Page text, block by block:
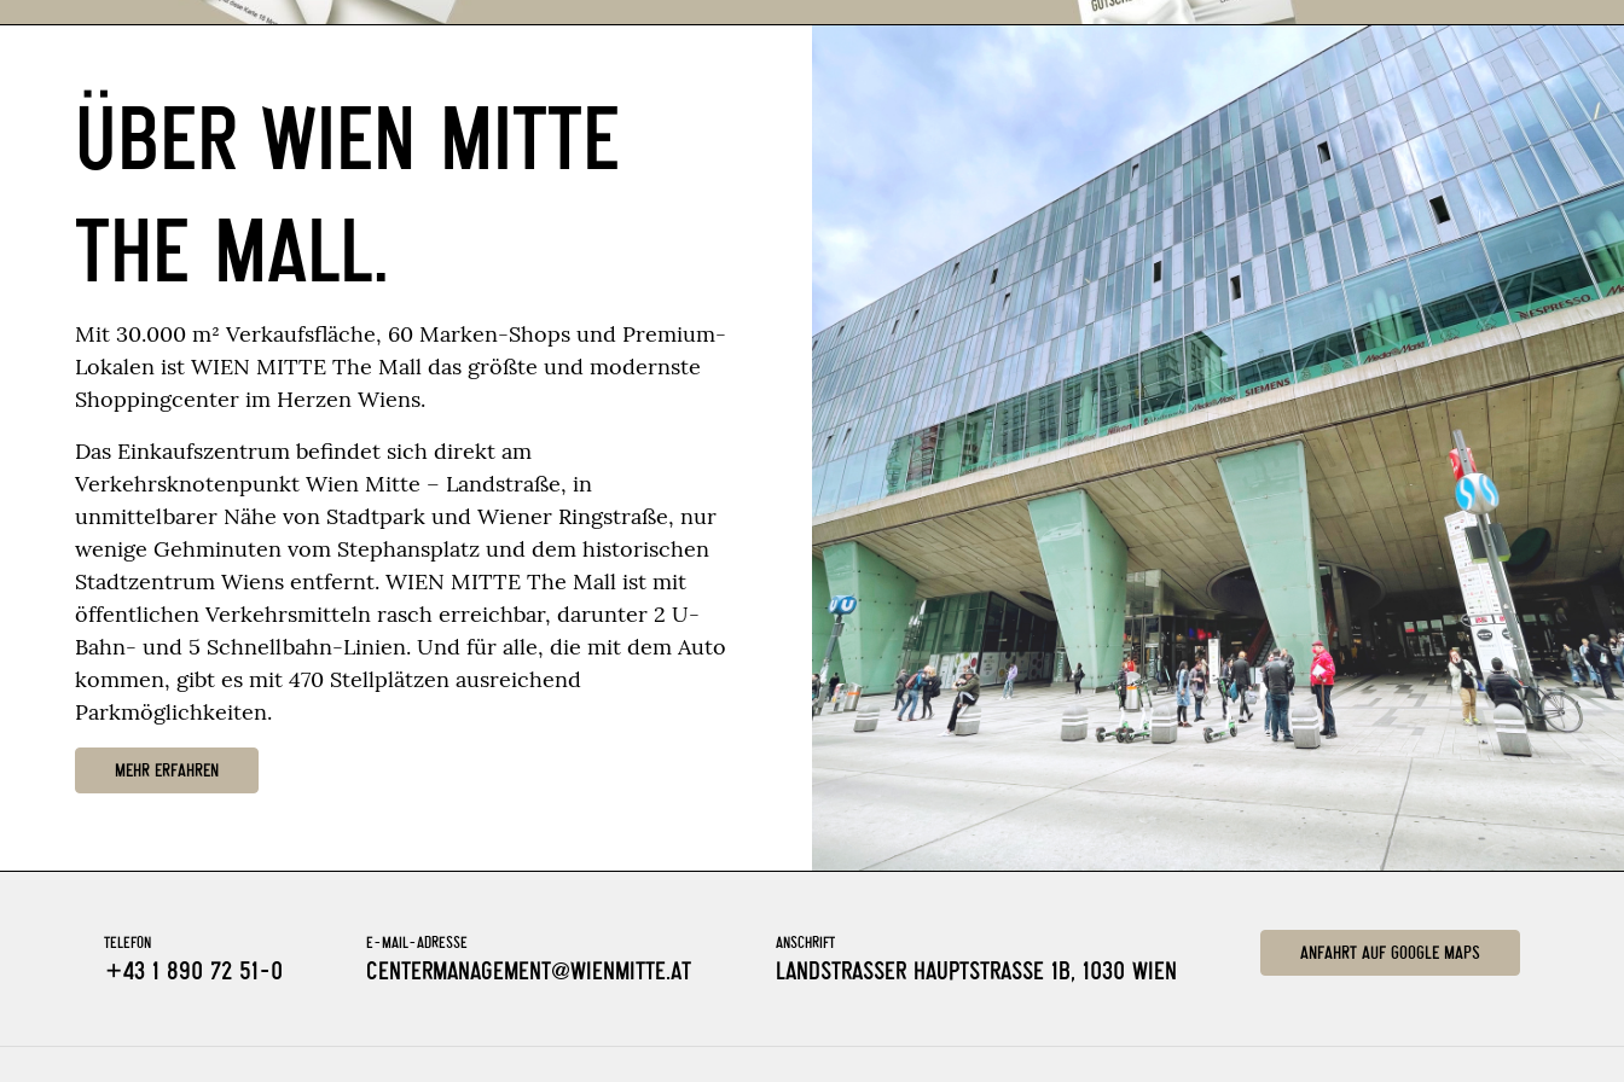
ÜBER WIEN MITTE
THE MALL.
Mit 30.000 m² Verkaufsfläche, 60 Marken-Shops und Premium-
Lokalen ist WIEN MITTE The Mall das größte und modernste
Shoppingcenter im Herzen Wiens.
Das Einkaufszentrum befindet sich direkt am
Verkehrsknotenpunkt Wien Mitte – Landstraße, in
unmittelbarer Nähe von Stadtpark und Wiener Ringstraße, nur
wenige Gehminuten vom Stephansplatz und dem historischen
Stadtzentrum Wiens entfernt. WIEN MITTE The Mall ist mit
öffentlichen Verkehrsmitteln rasch erreichbar, darunter 2 U-
Bahn- und 5 Schnellbahn-Linien. Und für alle, die mit dem Auto
kommen, gibt es mit 470 Stellplätzen ausreichend
Parkmöglichkeiten.
MEHR ERFAHREN
TELEFON
+43 1 890 72 51-0
E-MAIL-ADRESSE
CENTERMANAGEMENT@WIENMITTE.AT
ANSCHRIFT
LANDSTRASSER HAUPTSTRASSE 1B, 1030 WIEN
ANFAHRT AUF GOOGLE MAPS